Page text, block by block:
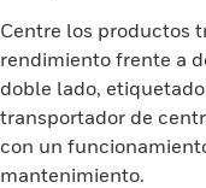
Centre los productos
rendimiento frente a
doble lado,
transportador de
con un
mantenimiento.